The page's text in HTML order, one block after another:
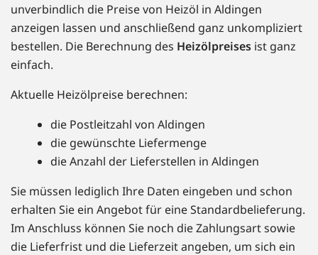
unverbindlich die Preise von Heizöl in Aldingen
anzeigen lassen und anschließend ganz unkompliziert
bestellen. Die Berechnung des Heizölpreises ist ganz
einfach.
Aktuelle Heizölpreise berechnen:
die Postleitzahl von Aldingen
die gewünschte Liefermenge
die Anzahl der Lieferstellen in Aldingen
Sie müssen lediglich Ihre Daten eingeben und schon
erhalten Sie ein Angebot für eine Standardbelieferung.
Im Anschluss können Sie noch die Zahlungsart sowie
die Lieferfrist und die Lieferzeit angeben, um sich ein